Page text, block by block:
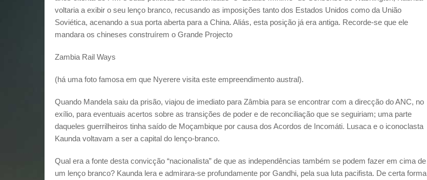
voltaria a exibir o seu lenço branco, recusando as imposições tanto dos Estados Unidos como da União
Soviética, acenando a sua porta aberta para a China. Aliás, esta posição já era antiga. Recorde-se que ele
mandara os chineses construírem o Grande Projecto
Zambia Rail Ways
(há uma foto famosa em que Nyerere visita este empreendimento austral).
Quando Mandela saiu da prisão, viajou de imediato para Zâmbia para se encontrar com a direcção do ANC, no
exílio, para eventuais acertos sobre as transições de poder e de reconciliação que se seguiriam; uma parte
daqueles guerrilheiros tinha saído de Moçambique por causa dos Acordos de Incomáti. Lusaca e o iconoclasta
Kaunda voltavam a ser a capital do lenço-branco.
Qual era a fonte desta convicção “nacionalista” de que as independências também se podem fazer em cima de
um lenço branco? Kaunda lera e admirara-se profundamente por Gandhi, pela sua luta pacifista. De certa forma